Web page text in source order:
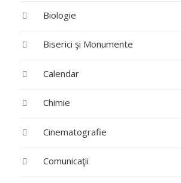
Biologie
Biserici şi Monumente
Calendar
Chimie
Cinematografie
Comunicaţii